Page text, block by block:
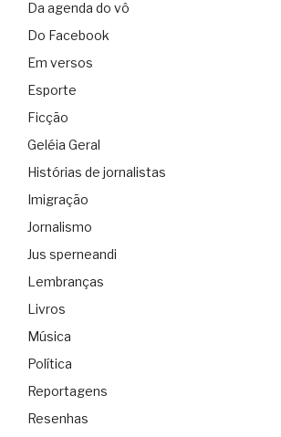
Da agenda do vô
Do Facebook
Em versos
Esporte
Ficção
Geléia Geral
Histórias de jornalistas
Imigração
Jornalismo
Jus sperneandi
Lembranças
Livros
Música
Política
Reportagens
Resenhas